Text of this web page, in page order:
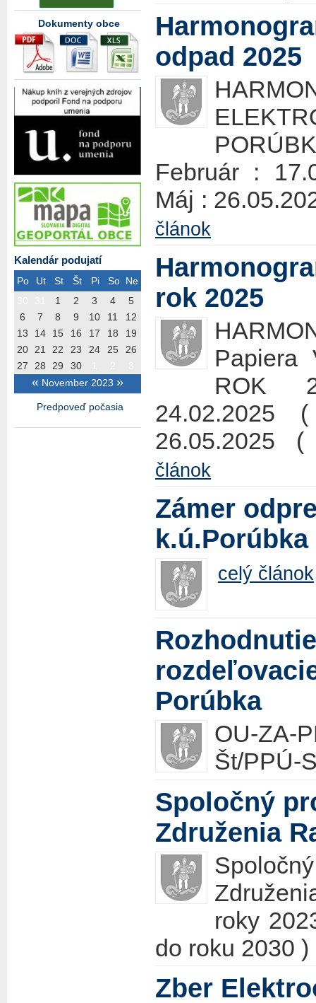
Dokumenty obce
Kalendár podujatí
Po Ut St Št Pi So Ne
« November 2023 »
1 2 3 4
5
6
7 8 9 10 11
12
13
14 15 16 17 18
19
20
21 22 23 24 25
26
27
28 29 30
Predpoveď počasia
odpad 2025
Február :
Máj :
článok
rok 2025
Papiera
ROK
24.02.2025
článok
Zámer
k.ú.Porúbka
celý článok
Porúbka
OU-ZA-
Št/PPÚ-
Spoločný
Združenia
roky
do roku 2030 )
Zber